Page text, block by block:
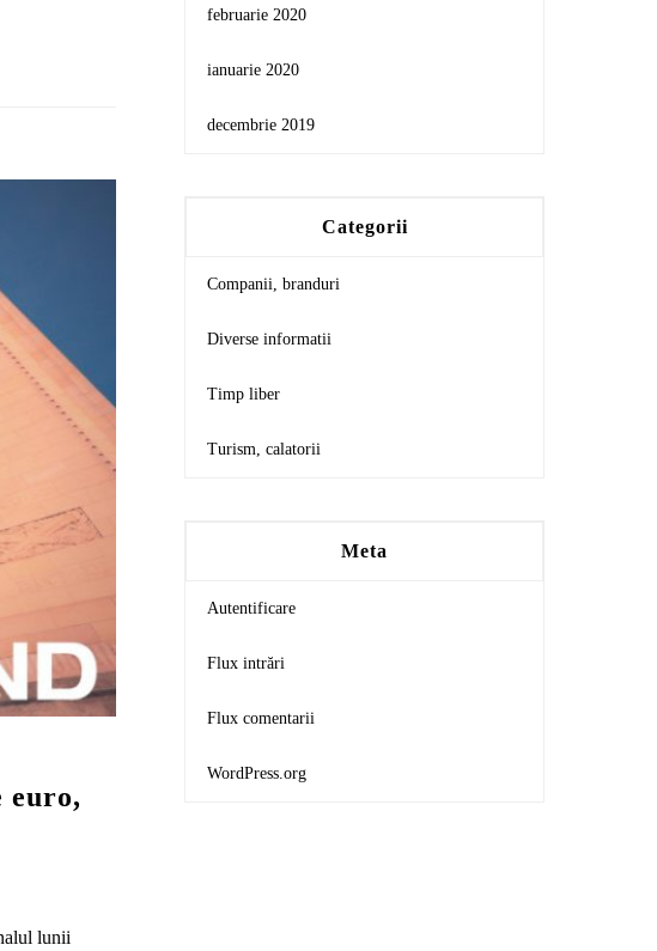
euro,
lunii
februarie 2020
ianuarie 2020
decembrie 2019
Categorii
Companii, branduri
Diverse informatii
Timp liber
Turism, calatorii
Meta
Autentificare
Flux intrări
Flux comentarii
WordPress.org